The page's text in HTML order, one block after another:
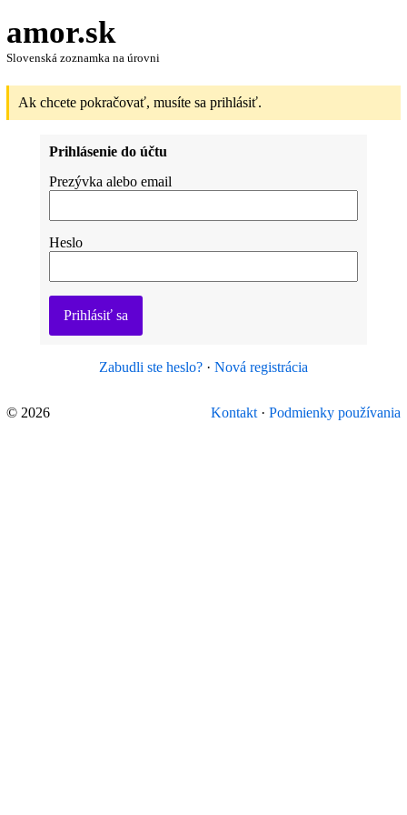
amor.sk
Slovenská zoznamka na úrovni
Ak chcete pokračovať, musíte sa prihlásiť.
Prihlásenie do účtu
Prezývka alebo email
Heslo
Prihlásiť sa
Zabudli ste heslo?· Nová registrácia
© 2026 Kontakt· Podmienky používania